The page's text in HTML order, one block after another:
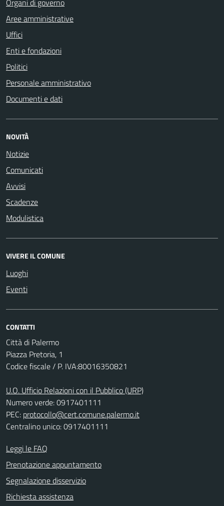
Organi di governo
Aree amministrative
Uffici
Enti e fondazioni
Politici
Personale amministrativo
Documenti e dati
NOVITÀ
Notizie
Comunicati
Avvisi
Scadenze
Modulistica
VIVERE IL COMUNE
Luoghi
Eventi
CONTATTI
Città di Palermo
Piazza Pretoria, 1
Codice fiscale / P. IVA:80016350821
U.O. Ufficio Relazioni con il Pubblico (URP)
Numero verde: 0917401111
PEC: protocollo@cert.comune.palermo.it
Centralino unico: 0917401111
Leggi le FAQ
Prenotazione appuntamento
Segnalazione disservizio
Richiesta assistenza